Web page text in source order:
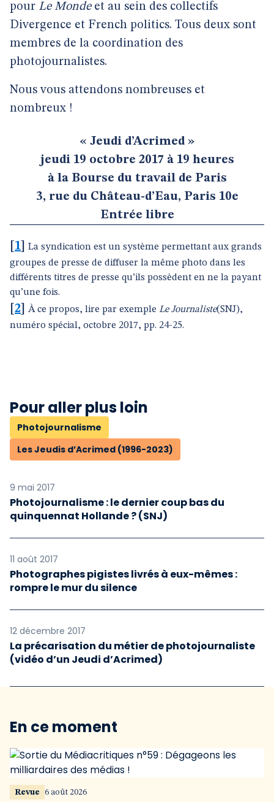
pour Le Mondeet au sein des collectifs
Divergence et French politics. Tous deux sont
membres de la coordination des
photojournalistes.
Nous vous attendons nombreuses et
nombreux !
« Jeudi d’Acrimed »
jeudi 19 octobre 2017 à 19 heures
à la Bourse du travail de Paris
3, rue du Château-d’Eau, Paris 10e
Entrée libre
1
La syndication est un système permettant aux grands
groupes de presse de diffuser la même photo dans les
différents titres de presse qu’ils possèdent en ne la payant
qu’une fois.
2 À ce propos, lire par exemple Le Journaliste(SNJ),
numéro spécial, octobre 2017, pp. 24-25.
Pour aller plus loin
Photojournalisme
Les Jeudis d’Acrimed (1996-2023)
9 mai 2017
Photojournalisme : le dernier coup bas du
quinquennat Hollande ? (SNJ)
11 août 2017
Photographes pigistes livrés à eux-mêmes :
rompre le mur du silence
12 décembre 2017
La précarisation du métier de photojournaliste
(vidéo d’un Jeudi d’Acrimed)
En ce moment
Revue 6 août 2026